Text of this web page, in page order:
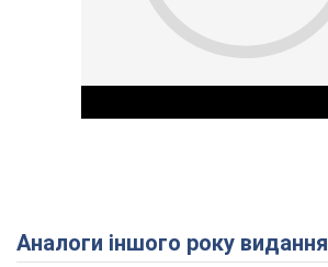
Play
Аналоги іншого року видання